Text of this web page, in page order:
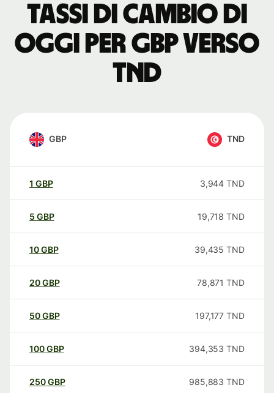
Tassi di cambio di
oggi per GBP verso
TND
GBP TND
1 GBP 3,944 TND
5 GBP 19,718 TND
10GBP 39,435 TND
20GBP 78,871 TND
50GBP 197,177 TND
100GBP 394,353 TND
250GBP 985,883 TND